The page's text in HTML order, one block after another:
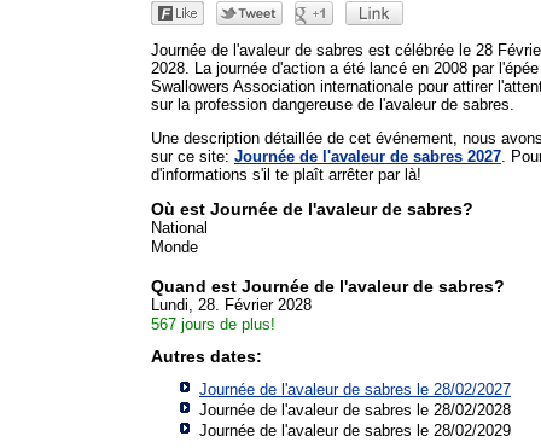
Journée de l'avaleur de sabres est célébrée le 28
2028. La journée d'action a été lancé en 2008 par l'épée
Swallowers Association internationale pour attirer
sur la profession dangereuse de l'avaleur de sabres.
Une description détaillée de cet événement, nous
sur ce site: Journée de l'avaleur de sabres 2027 .
d'informations s'il te plaît arrêter par là!
Où est Journée de l'avaleur de sabres?
National
Monde
Quand est Journée de l'avaleur de sabres?
Lundi, 28. Février 2028
567 jours de plus!
Autres dates:
Journée de l'avaleur de sabres le 28/02/2027
Journée de l'avaleur de sabres le 28/02/2028
Journée de l'avaleur de sabres le 28/02/2029